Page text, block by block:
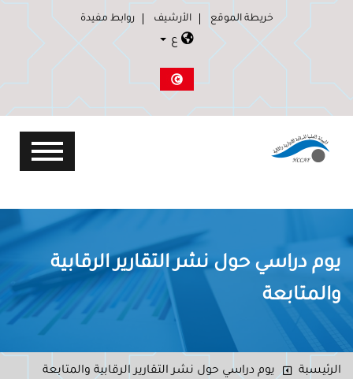
خريطة الموقع الأرشيف روابط مفيدة
ع
يوم دراسي حول نشر التقارير الرقابية
والمتابعة
الرئيسبة يوم دراسي حول نشر التقارير الرقابية والمتابعة